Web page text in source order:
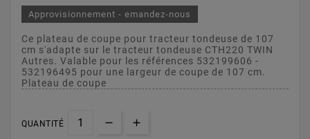
Approvisionnement - emandez-nous
Ce plateau de coupe pour tracteur tondeuse de 107
cm s'adapte sur le tracteur tondeuse CTH220 TWIN
Autres. Valable pour les références 532199606 -
532196495 pour une largeur de coupe de 107 cm.
Plateau de coupe
QUANTITÉ